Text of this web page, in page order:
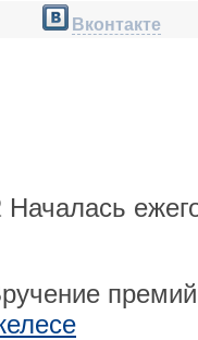
Вконтакте
Началась